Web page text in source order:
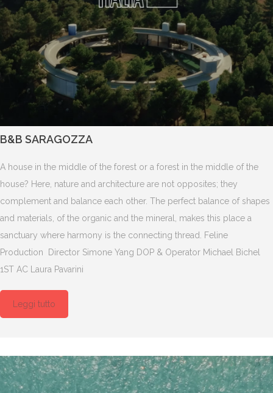
B&B SARAGOZZA
A house in the middle of the forest or a forest in the middle of the
house? Here, nature and architecture are not opposites; they
complement and balance each other. The perfect balance of shapes
and materials, of the organic and the mineral, makes this place a
sanctuary where harmony is the connecting thread. Feline
Production Director Simone Yang DOP & Operator Michael Bichel
1ST AC Laura Pavarini
Leggi tutto